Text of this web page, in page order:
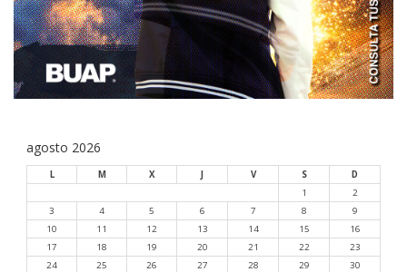
agosto 2026
L M X J V S
D
1
2
3
4 5 6 7 8
9
10
11 12 13 14 15
16
17
18 19 20 21 22
23
24
25 26 27 28 29
30